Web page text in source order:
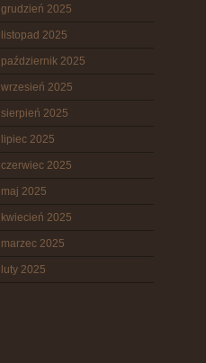
grudzień 2025
listopad 2025
październik 2025
wrzesień 2025
sierpień 2025
lipiec 2025
czerwiec 2025
maj 2025
kwiecień 2025
marzec 2025
luty 2025